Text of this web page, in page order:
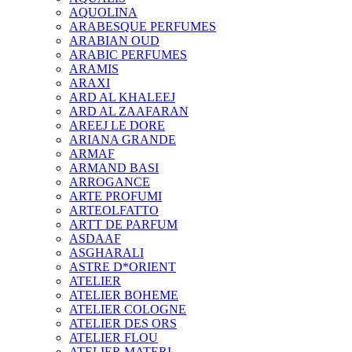
AQUOLINA
ARABESQUE PERFUMES
ARABIAN OUD
ARABIC PERFUMES
ARAMIS
ARAXI
ARD AL KHALEEJ
ARD AL ZAAFARAN
AREEJ LE DORE
ARIANA GRANDE
ARMAF
ARMAND BASI
ARROGANCE
ARTE PROFUMI
ARTEOLFATTO
ARTT DE PARFUM
ASDAAF
ASGHARALI
ASTRE D*ORIENT
ATELIER
ATELIER BOHEME
ATELIER COLOGNE
ATELIER DES ORS
ATELIER FLOU